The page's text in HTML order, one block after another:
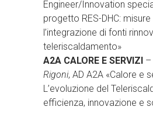
Engineer/Innovation
progetto RES-DHC:
l’integrazione di fonti
teleriscaldamento»
A2A CALORE E SERVIZI –
Rigoni, AD A2A «Calore e
L’evoluzione del
efficienza, innovazione e